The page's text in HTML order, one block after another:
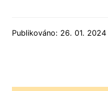
Publikováno: 26. 01. 2024